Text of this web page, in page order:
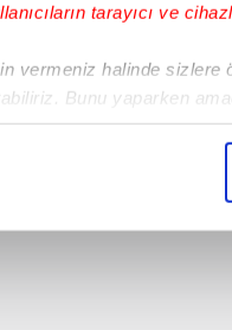
tarayıcı ve
vermeniz halinde sizlere
Bunu yaparken
adına elimizden